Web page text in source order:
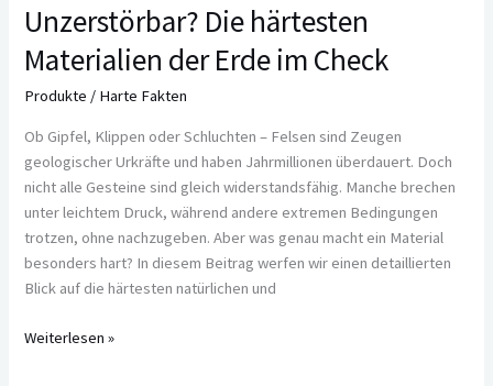
Unzerstörbar? Die härtesten
Materialien der Erde im Check
Produkte / Harte Fakten
Ob Gipfel, Klippen oder Schluchten – Felsen sind Zeugen
geologischer Urkräfte und haben Jahrmillionen überdauert. Doch
nicht alle Gesteine sind gleich widerstandsfähig. Manche brechen
unter leichtem Druck, während andere extremen Bedingungen
trotzen, ohne nachzugeben. Aber was genau macht ein Material
besonders hart? In diesem Beitrag werfen wir einen detaillierten
Blick auf die härtesten natürlichen und
Weiterlesen »